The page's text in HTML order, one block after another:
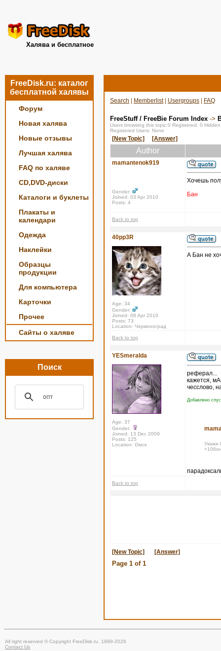
Халява и бесплатное
FreeDisk.ru: каталог
бесплатной халявы
Форум
Новая халява
Новые отзывы
Лучшая халява
FAQ по халяве
CD,DVD-диски
Каталоги и буклеты
Плакаты и
календари
Одежда
Наклейки
Образцы
продукции
Для компьютера
Карточки
Прочее
Сайты о халяве
Поиск
Search Memberlist| Usergroups FAQ
FreeStuff / FreeBie Forum Index ->
Users browsing this topic:0 Registered, 0
Registered Users: None
[New Topic] [Answer]
Author
mamantenok919
Gender:
Joined: 03 Apr 2010
Posts: 4
Хочешь
Бан
Back to top
40pp3R
Age: 34
Gender:
Joined: 08 Apr 2010
Posts: 73
Location: Червоноград
А Бан не
Back to top
YESmeralda
Age: 37
Gender:
Joined: 13 Dec 2009
Posts: 125
Location: Омск
реферал...
кажется,
чесслово,
Добавлено
Укажи
Back to top
[New Topic] [Answer]
Page 1 of 1
All right reserved © Copyright FreeDisk.ru, 1999-2026
Contact Us